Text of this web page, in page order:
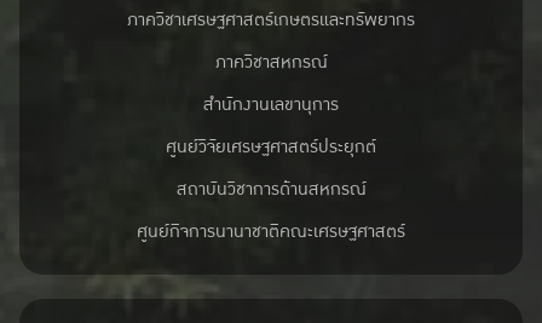
โดย ชมรมนักวิชาการสิ่งแวดล้อมไทย
ดำเนินรายการ โดย คณบดีคณะสิ่งแวดล้อม มหาวิทยาลัย
ข้อมูลเพิ่มเติม และลงทะเบียนเข้าร่วมที่
https://sites.google.com/ku.th/serviceconference
ภาควิชาเศรษฐศาสตร์เกษตรและทรัพยากร
ภาควิชาสหกรณ์
สำนักงานเลขานุการ
ศูนย์วิจัยเศรษฐศาสตร์ประยุกต์
สถาบันวิชาการด้านสหกรณ์
ศูนย์กิจการนานาชาติคณะเศรษฐศาสตร์